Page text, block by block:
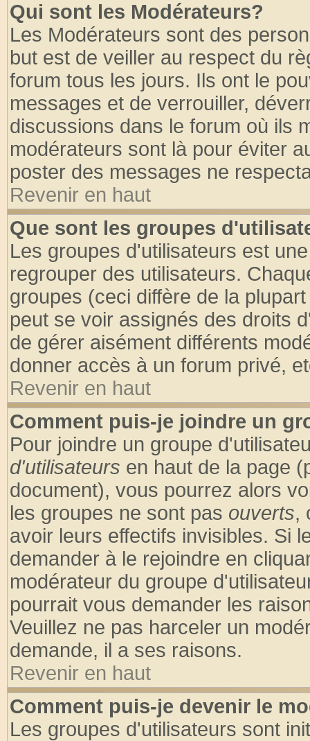
Qui sont les Modérateurs?
Les Modérateurs sont des
but est de veiller au respect du
forum tous les jours. Ils ont le
messages et de verrouiller,
discussions dans le forum où ils
modérateurs sont là pour éviter
poster des messages ne
Revenir en haut
Que sont les groupes
Les groupes d'utilisateurs est
regrouper des utilisateurs.
groupes (ceci diffère de la
peut se voir assignés des droits
de gérer aisément différents
donner accès à un forum privé,
Revenir en haut
Comment puis-je joindre un
Pour joindre un groupe
d'utilisateurs en haut de la page
document), vous pourrez alors
les groupes ne sont pas ouverts,
avoir leurs effectifs invisibles. Si
demander à le rejoindre en
modérateur du groupe
pourrait vous demander les
Veuillez ne pas harceler un
demande, il a ses raisons.
Revenir en haut
Comment puis-je devenir le
Les groupes d'utilisateurs sont